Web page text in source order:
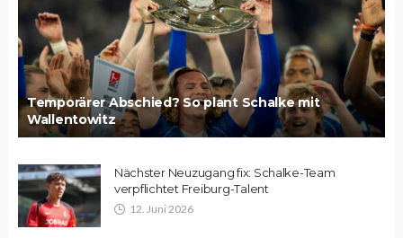
Temporärer Abschied? So plant Schalke mit
Wallentowitz
Nächster Neuzugang fix: Schalke-Team
verpflichtet Freiburg-Talent
12. Juni 2026